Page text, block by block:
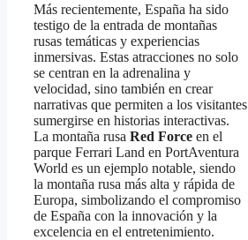
Más recientemente, España ha sido
testigo de la entrada de montañas
rusas temáticas y experiencias
inmersivas. Estas atracciones no solo
se centran en la adrenalina y
velocidad, sino también en crear
narrativas que permiten a los visitantes
sumergirse en historias interactivas.
La montaña rusa Red Force en el
parque Ferrari Land en PortAventura
World es un ejemplo notable, siendo
la montaña rusa más alta y rápida de
Europa, simbolizando el compromiso
de España con la innovación y la
excelencia en el entretenimiento.